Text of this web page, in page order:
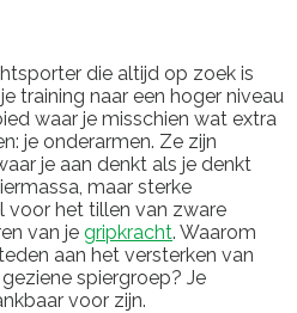
die altijd op zoek is
training naar een hoger niveau
waar je misschien wat extra
je onderarmen. Ze zijn
je aan denkt als je denkt
maar sterke
voor het tillen van zware
van je gripkracht. Waarom
aan het versterken van
spiergroep? Je
voor zijn.